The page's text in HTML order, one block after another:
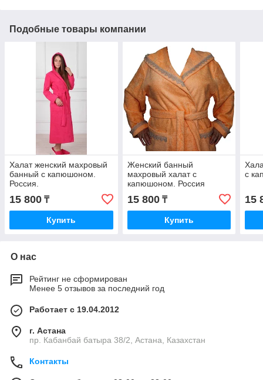
Подобные товары компании
Халат женский махровый
банный с капюшоном.
Россия.
15 800 ₸
Купить
Женский банный
махровый халат с
капюшоном. Россия
15 800₸
Купить
с
15
О нас
Рейтинг не сформирован
Менее 5 отзывов за последний год
Работает с 19.04.2012
г. Астана
пр. Кабанбай батыра 38/2, Астана, Казахстан
Контакты